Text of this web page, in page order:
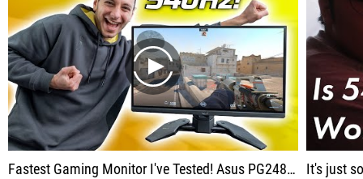
play
Fastest Gaming Monitor I've Tested! Asus PG248QP Review (540Hz E-TN) It's just